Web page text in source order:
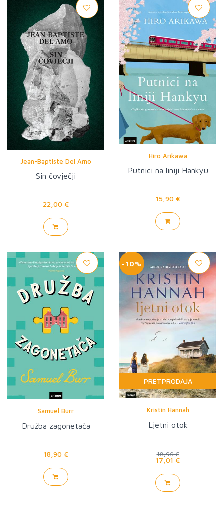
Jean-Baptiste Del Amo
Sin čovječji
22,00 €
Hiro Arikawa
Putnici na liniji Hankyu
15,90 €
Samuel Burr
Družba zagonetača
18,90 €
-10%
PRETPRODAJA
Kristin Hannah
Ljetni otok
18,90 €
17,01 €